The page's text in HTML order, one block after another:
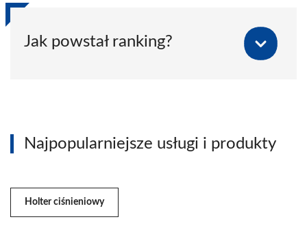
Jak powstał ranking?
Najpopularniejsze usługi i produkty
Holter ciśnieniowy